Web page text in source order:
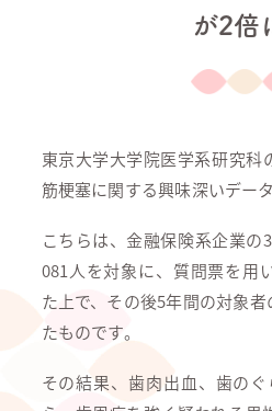
が2倍
東京大学大学院医学系研究科
筋梗塞に関する興味深いデー
こちらは、金融保険系企業の
081人を対象に、質問票を用
た上で、その後5年間の対象
たものです。
その結果、歯肉出血、歯の